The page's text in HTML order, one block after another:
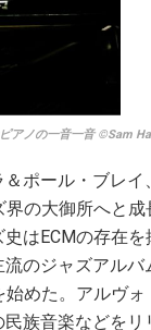
アノの一音一音 ©Sam
ポール・ブレ
の大御所へと
はECMの存在
のジャズアル
始めた。アルヴ
族音楽などを